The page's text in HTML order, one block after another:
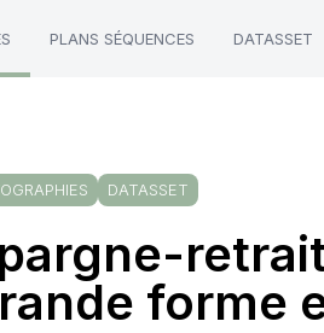
PLANS SÉQUENCES DATASSET
DATASSET
forme